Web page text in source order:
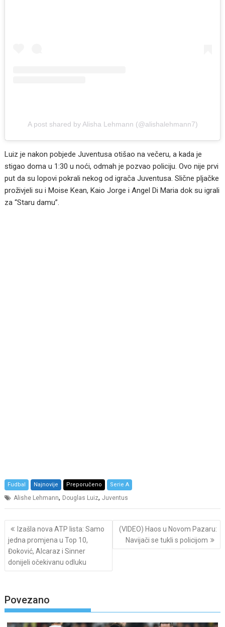
A post shared by Alisha Lehmann (@alishalehmann7)
Luiz je nakon pobjede Juventusa otišao na večeru, a kada je
stigao doma u 1:30 u noći, odmah je pozvao policiju. Ovo nije prvi
put da su lopovi pokrali nekog od igrača Juventusa. Slične pljačke
proživjeli su i Moise Kean, Kaio Jorge i Angel Di Maria dok su igrali
za “Staru damu”.
Fudbal Najnovije Preporučeno Serie A
Alishe Lehmann, Douglas Luiz,Juventus
Post
navigation
Izašla nova ATP lista: Samo
jedna promjena u Top 10,
Đoković, Alcaraz i Sinner
donijeli očekivanu odluku
(VIDEO) Haos u Novom Pazaru:
Navijači se tukli s policijom
Povezano